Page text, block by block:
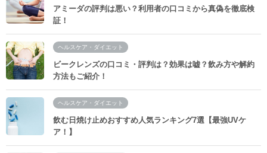
アミーダの評判は悪い？利用者の口コミから真偽を徹底検
証！
ヘルスケア・ダイエット
ビークレンズの口コミ・評判は？効果は嘘？飲み方や解約
方法もご紹介！
ヘルスケア・ダイエット
飲む日焼け止めおすすめ人気ランキング7選【最強UVケ
ア！】